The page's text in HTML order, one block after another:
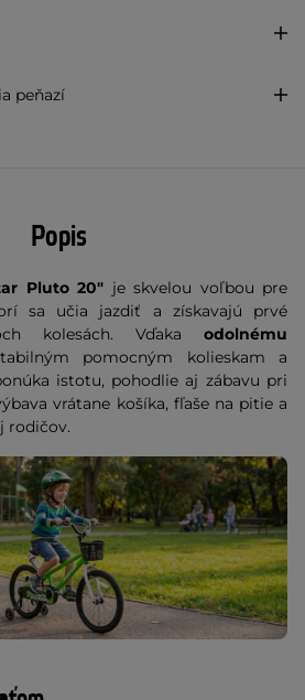
peňazí
Popis
Pluto 20" je skvelou voľbou pre
sa učia jazdiť a získavajú prvé
kolesách. Vďaka odolnému
pomocným kolieskam a
istotu, pohodlie aj zábavu pri
vrátane košíka, fľaše na pitie a
rodičov.